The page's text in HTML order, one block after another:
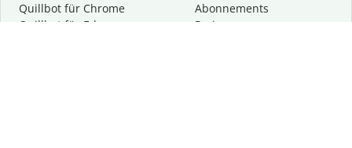
Quillbot für Chrome
Quillbot für Edge
Abon­ne­ments
Preise